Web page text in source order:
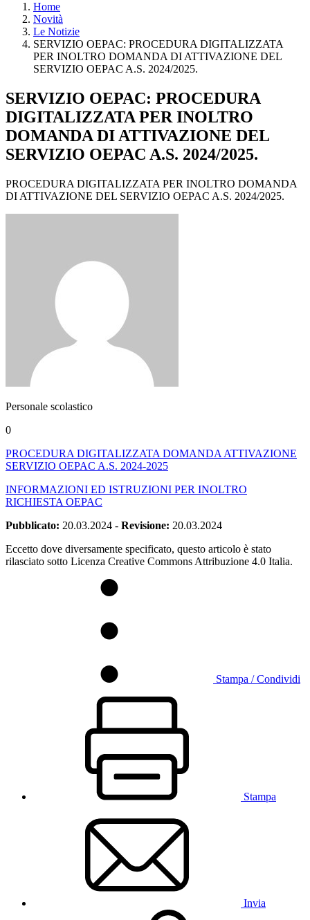
Home
Novità
Le Notizie
SERVIZIO OEPAC: PROCEDURA DIGITALIZZATA
PER INOLTRO DOMANDA DI ATTIVAZIONE DEL
SERVIZIO OEPAC A.S. 2024/2025.
SERVIZIO OEPAC: PROCEDURA
DIGITALIZZATA PER INOLTRO
DOMANDA DI ATTIVAZIONE DEL
SERVIZIO OEPAC A.S. 2024/2025.
PROCEDURA DIGITALIZZATA PER INOLTRO DOMANDA
DI ATTIVAZIONE DEL SERVIZIO OEPAC A.S. 2024/2025.
Personale scolastico
0
PROCEDURA DIGITALIZZATA DOMANDA ATTIVAZIONE
SERVIZIO OEPAC A.S. 2024-2025
INFORMAZIONI ED ISTRUZIONI PER INOLTRO
RICHIESTA OEPAC
Pubblicato: 20.03.2024 - Revisione: 20.03.2024
Eccetto dove diversamente specificato, questo articolo è stato
rilasciato sotto Licenza Creative Commons Attribuzione 4.0 Italia.
Stampa / Condividi
Stampa
Invia